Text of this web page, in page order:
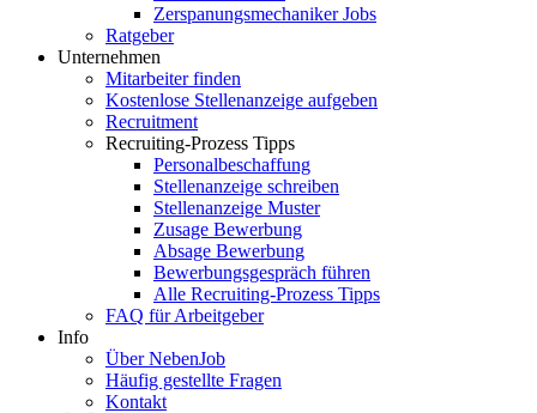
Zerspanungsmechaniker Jobs
Ratgeber
Unternehmen
Mitarbeiter finden
Kostenlose Stellenanzeige aufgeben
Recruitment
Recruiting-Prozess Tipps
Personalbeschaffung
Stellenanzeige schreiben
Stellenanzeige Muster
Zusage Bewerbung
Absage Bewerbung
Bewerbungsgespräch führen
Alle Recruiting-Prozess Tipps
FAQ für Arbeitgeber
Info
Über NebenJob
Häufig gestellte Fragen
Kontakt